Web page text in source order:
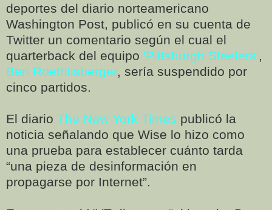
deportes del diario norteamericano
Washington Post, publicó en su cuenta de
Twitter un comentario según el cual el
quarterback del equipo 'Pittsburgh Steelers',
Ben Roethlisberger, sería suspendido por
cinco partidos.
El diario The New York Times publicó la
noticia señalando que Wise lo hizo como
una prueba para establecer cuánto tarda
“una pieza de desinformación en
propagarse por Internet”.